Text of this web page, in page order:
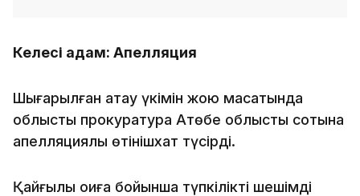
Келесі қадам: Апелляция
Шығарылған ақтау үкімін жою мақсатында
облыстық прокуратура Ақтөбе облыстық сотына
апелляциялық өтінішхат түсірді.
Қайғылы оқиға бойынша түпкілікті шешімді